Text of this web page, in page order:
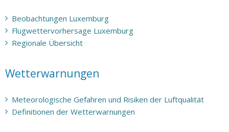
Beobachtungen Luxemburg
Flugwettervorhersage Luxemburg
Regionale Übersicht
Wetterwarnungen
Meteorologische Gefahren und Risiken der Luftqualität
Definitionen der Wetterwarnungen